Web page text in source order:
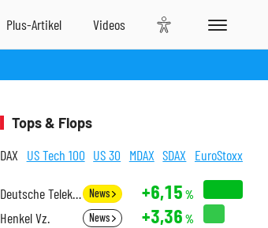
Tops & Flops
DAX US Tech 100 US 30 MDAX SDAX EuroStoxx
Deutsche Telekom News +6,15 %
Henkel Vz. News +3,36 %